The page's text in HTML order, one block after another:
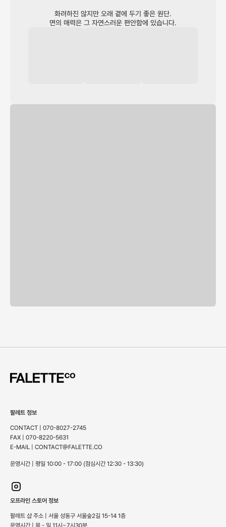
화려하진 않지만 오래 곁에 두기 좋은 원단.
면의 매력은 그 자연스러운 편안함에 있습니다.
팔레트 정보
CONTACT | 070-8027-2745
FAX | 070-8220-5631
E-MAIL | CONTACT@FALETTE.CO
운영시간 | 평일 10:00 - 17:00 (점심시간 12:30 - 13:30)
오프라인 스토어 정보
팔레트 샵 주소 | 서울 성동구 서울숲2길 15-14 1층
운영시간 | 목 - 일 11시~7시30분